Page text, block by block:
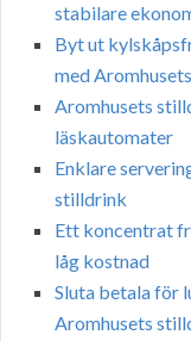
stabilare
Byt ut
med
Aromhusets
läskautomater
Enklare
stilldrink
Ett koncentrat
låg kostnad
Sluta betala för
Aromhusets